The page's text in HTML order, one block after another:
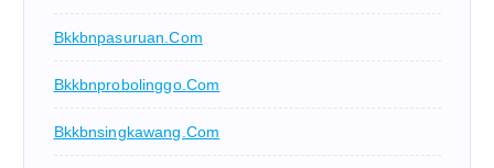
Bkkbnpasuruan.com
Bkkbnprobolinggo.com
Bkkbnsingkawang.com